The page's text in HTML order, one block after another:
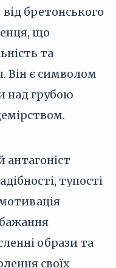
від бретонського
що
та
Він є символом
над грубою
тупості
образи та
своїх